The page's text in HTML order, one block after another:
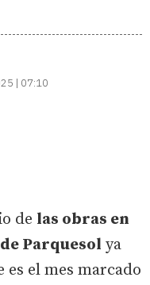
| 07:10
de las obras en
Parquesol ya
es el mes marcado